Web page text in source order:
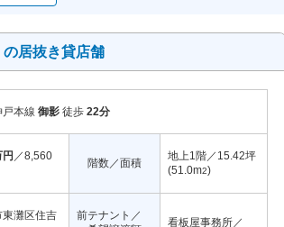
居抜き貸店舗
戸本線 御影 徒歩 22分
／8,560
階数／面積
地上1階／15.42坪
(51.0m2)
東灘区住吉
前テナント／
看板屋事務所／